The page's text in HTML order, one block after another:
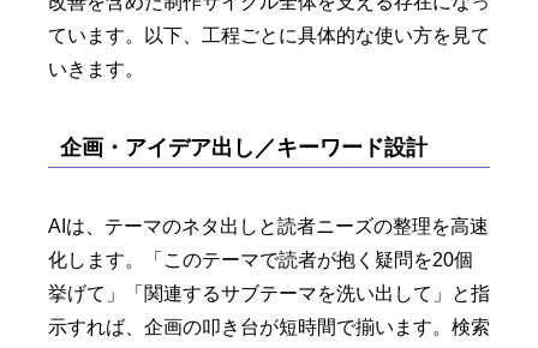
ています。以下、工程ごとに具体的な使い方を見て
いきます。
企画・アイデア出し／キーワード設計
AIは、テーマのネタ出しと読者ニーズの整理を高速
化します。「このテーマで読者が抱く疑問を20個
挙げて」「関連するサブテーマを洗い出して」と指
示すれば、企画の叩き台が短時間で揃います。検索